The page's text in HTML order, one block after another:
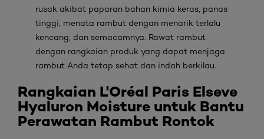
rusak akibat paparan bahan kimia keras, panas
tinggi, menata rambut dengan menarik terlalu
kencang, dan semacamnya. Rawat rambut
dengan rangkaian produk yang dapat menjaga
rambut Anda tetap sehat dan indah berkilau.
Rangkaian L'Oréal Paris Elseve
Hyaluron Moisture untuk Bantu
Perawatan Rambut Rontok